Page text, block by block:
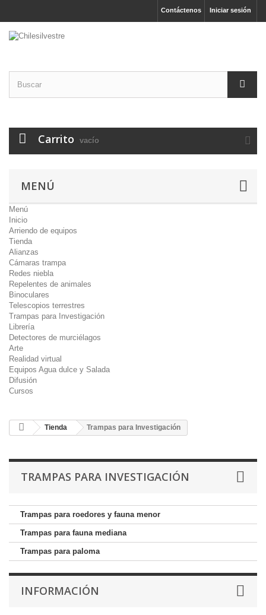
Iniciar sesión
Contáctenos
Carrito vacío
MENÚ
Menú
Inicio
Arriendo de equipos
Tienda
Alianzas
Cámaras trampa
Redes niebla
Repelentes de animales
Binoculares
Telescopios terrestres
Trampas para Investigación
Librería
Detectores de murciélagos
Arte
Realidad virtual
Equipos Agua dulce y Salada
Difusión
Cursos
Tienda Trampas para Investigación
TRAMPAS PARA INVESTIGACIÓN
Trampas para roedores y fauna menor
Trampas para fauna mediana
Trampas para paloma
INFORMACIÓN